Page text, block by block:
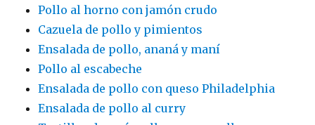
Pollo al horno con jamón crudo
Cazuela de pollo y pimientos
Ensalada de pollo, ananá y maní
Pollo al escabeche
Ensalada de pollo con queso Philadelphia
Ensalada de pollo al curry